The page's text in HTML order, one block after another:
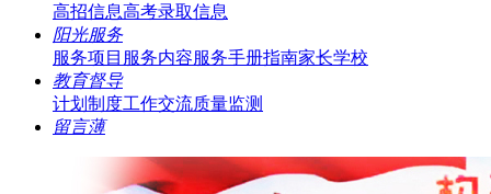
高招信息高考录取信息
阳光服务
服务项目 服务内容服务手册指南家长学校
教育督导
计划制度工作交流质量监测
留言薄